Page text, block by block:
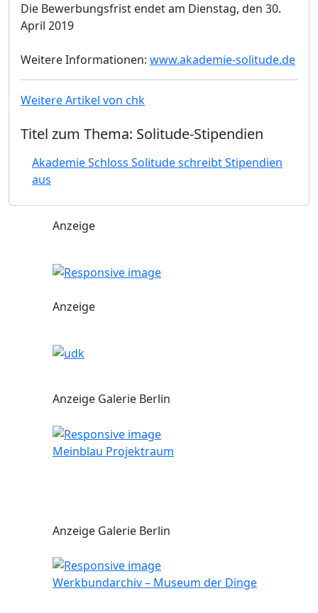
Die Bewerbungsfrist endet am Dienstag, den 30.
April 2019
Weitere Informationen: www.akademie-solitude.de
Weitere Artikel von chk
Titel zum Thema: Solitude-Stipendien
Akademie Schloss Solitude schreibt Stipendien
aus
Anzeige
Anzeige
Anzeige Galerie Berlin
Meinblau Projektraum
Anzeige Galerie Berlin
Werkbundarchiv – Museum der Dinge